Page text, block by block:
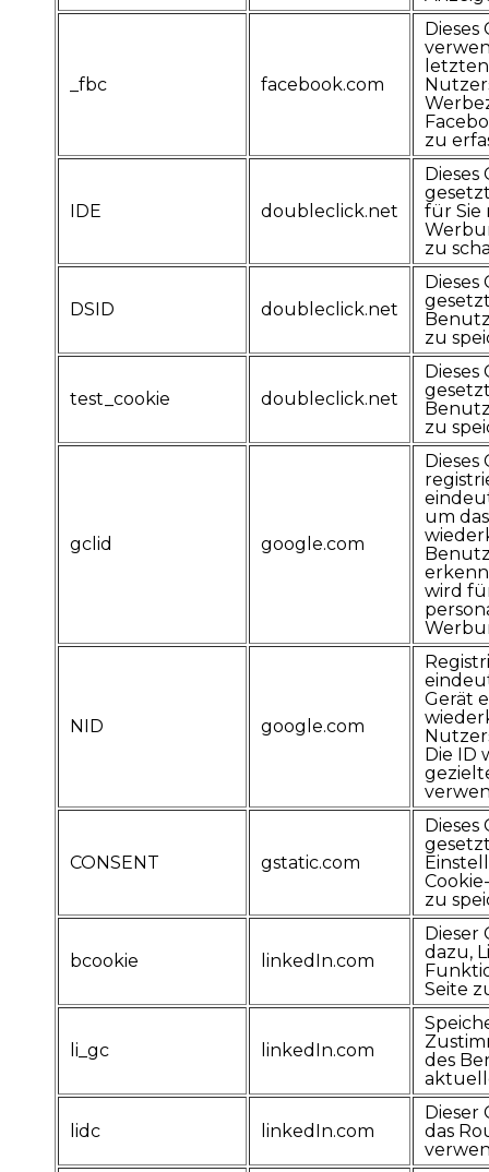
_fbc facebook.com
Dieses
zu
IDE doubleclick.net
Dieses
für Sie
zu
DSID doubleclick.net
Dieses
zu
test_cookie doubleclick.net
Dieses
zu
gclid google.com
Dieses
um
wird
NID google.com
Gerät
Die ID
CONSENT gstatic.com
Dieses
zu
bcookie linkedIn.com
Dieser
dazu,
Seite
li_gc linkedIn.com
des
lidc linkedIn.com
Dieser
das